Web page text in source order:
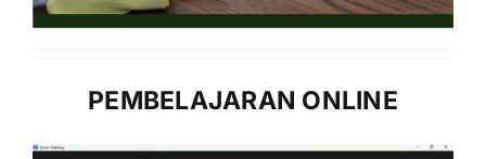
PEMBELAJARAN ONLINE